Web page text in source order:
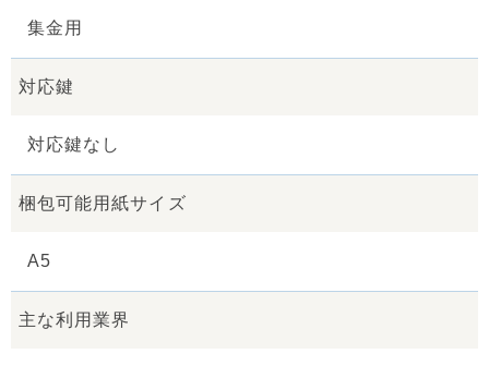
集金用
対応鍵
対応鍵なし
梱包可能用紙サイズ
A5
主な利用業界